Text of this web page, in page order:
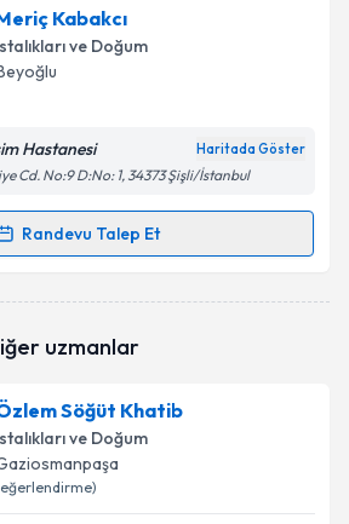
Kabakcı
ve Doğum
Hastanesi Haritada Göster
Cd. No:9 D:No: 1, 34373 Şişli/İstanbul
Randevu Talep Et
Talebi
uzmandan randevu almanız için bir
uzmanlar
Söğüt Khatib
ve Doğum